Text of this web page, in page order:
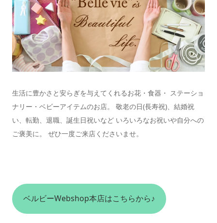
生活に豊かさと安らぎを与えてくれるお花・食器・ ステーショ
ナリー・ベビーアイテムのお店。 敬老の日(長寿祝)、結婚祝
い、転勤、退職、誕生日祝いなど いろいろなお祝いや自分への
ご褒美に。 ぜひ一度ご来店くださいませ。
ベルビーWebshop本店はこちらから♪